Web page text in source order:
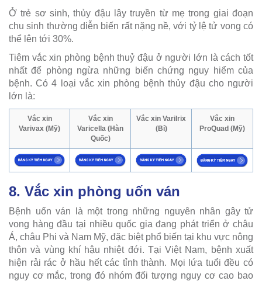
Ở trẻ sơ sinh, thủy đậu lây truyền từ mẹ trong giai đoạn
chu sinh thường diễn biến rất nặng nề, với tỷ lệ tử vong có
thể lên tới 30%.
Tiêm vắc xin phòng bệnh thuỷ đậu ở người lớn là cách tốt
nhất để phòng ngừa những biến chứng nguy hiểm của
bệnh. Có 4 loại vắc xin phòng bệnh thủy đậu cho người
lớn là:
Vắc xin
Varivax (Mỹ)
Vắc xin
Varicella (Hàn
Quốc)
Vắc xin Varilrix
(Bỉ)
Vắc xin
ProQuad (Mỹ)
8. Vắc xin phòng uốn ván
Bệnh uốn ván là một trong những nguyên nhân gây tử
vong hàng đầu tại nhiều quốc gia đang phát triển ở châu
Á, châu Phi và Nam Mỹ, đặc biệt phổ biến tại khu vực nông
thôn và vùng khí hậu nhiệt đới. Tại Việt Nam, bệnh xuất
hiện rải rác ở hầu hết các tỉnh thành. Mọi lứa tuổi đều có
nguy cơ mắc, trong đó nhóm đối tượng nguy cơ cao bao